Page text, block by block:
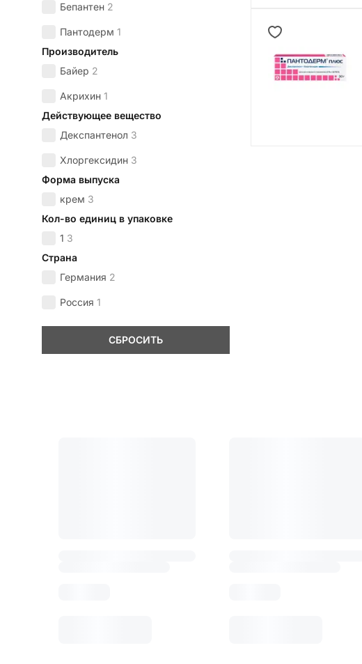
Бепантен 2
Пантодерм 1
Производитель
Байер 2
Акрихин 1
Действующее вещество
Декспантенол 3
Хлоргексидин 3
Форма выпуска
крем 3
Кол-во единиц в упаковке
1 3
Страна
Германия 2
Россия 1
СБРОСИТЬ